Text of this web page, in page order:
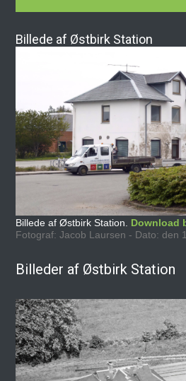
Billede af Østbirk Station
Billede af Østbirk Station. Download
Fotograf: Jacob Laursen - Dato: den
Billeder af Østbirk Station